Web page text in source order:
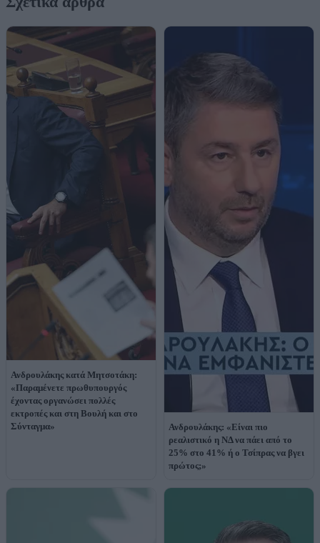
Ανδρουλάκης κατά Μητσοτάκη:
«Παραμένετε πρωθυπουργός
έχοντας οργανώσει πολλές
εκτροπές και στη Βουλή και στο
Σύνταγμα»
Ανδρουλάκης: «Είναι πιο
ρεαλιστικό η ΝΔ να πάει από το
25% στο 41% ή ο Τσίπρας να βγει
πρώτος;»